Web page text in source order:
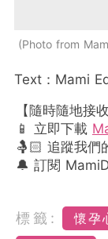
Photo from
Text：Mami
【隨時隨地接
📱 立即下載
🤱🏻 追蹤我們
🔔 訂閱
標籤: 懷孕